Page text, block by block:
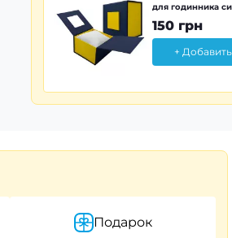
для годинника
150 грн
+ Добавить
Подарок